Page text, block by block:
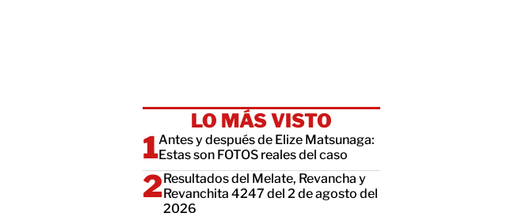
LO MÁS VISTO
Antes y después de Elize Matsunaga:
Estas son FOTOS reales del caso
Resultados del Melate, Revancha y
Revanchita 4247 del 2 de agosto del
2026